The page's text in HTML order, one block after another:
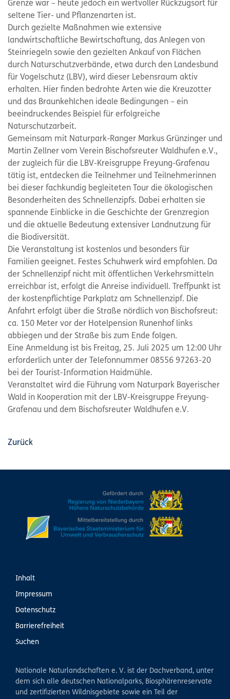
Grenze war – heute jedoch ein wertvoller Rückzugsort für
seltene Tier- und Pflanzenarten ist.
Durch gezielte Maßnahmen wie extensive
landwirtschaftliche Bewirtschaftung, das Anlegen von
Steinriegeln sowie den gezielten Ankauf von Flächen
durch Naturschutzverbände, etwa durch den Landesbund
für Vogelschutz (LBV), wird dieser Lebensraum aktiv
erhalten. Hier finden bedrohte Arten wie die Kreuzotter
und das Braunkehlchen ideale Bedingungen – ein
beeindruckendes Beispiel für erfolgreiche
Naturschutzarbeit.
Gemeinsam mit Naturpark-Ranger Markus Grünzinger und
Martin Zellner vom Verein Bischofsreuter Waldhufen e.V.,
der zugleich für die LBV-Kreisgruppe Freyung-Grafenau
tätig ist, entdecken die Teilnehmer und Teilnehmerinnen
bei dieser fachkundig begleiteten Tour die ökologischen
Besonderheiten des Schnellenzipfs. Dabei erhalten sie
spannende Einblicke in die Geschichte der Grenzregion
und die aktuelle Bedeutung extensiver Landnutzung für
die Biodiversität.
Die Veranstaltung ist kostenlos und besonders für
Familien geeignet. Festes Schuhwerk wird empfohlen. Da
der Schnellenzipf nicht mit öffentlichen Verkehrsmitteln
erreichbar ist, erfolgt die Anreise individuell. Treffpunkt ist
der kostenpflichtige Parkplatz am Schnellenzipf. Die
Anfahrt erfolgt über die Straße nördlich von Bischofsreut:
ca. 150 Meter vor der Hotelpension Runenhof links
abbiegen und der Straße bis zum Ende folgen.
Eine Anmeldung ist bis Freitag, 25. Juli 2025 um 12:00 Uhr
erforderlich unter der Telefonnummer 08556 97263-20
bei der Tourist-Information Haidmühle.
Veranstaltet wird die Führung vom Naturpark Bayerischer
Wald in Kooperation mit der LBV-Kreisgruppe Freyung-
Grafenau und dem Bischofsreuter Waldhufen e.V.
Zurück
Inhalt
Impressum
Datenschutz
Barrierefreiheit
Suchen
Nationale Naturlandschaften e. V. ist der Dachverband, unter
dem sich alle deutschen Nationalparks, Biosphärenreservate
und zertifizierten Wildnisgebiete sowie ein Teil der